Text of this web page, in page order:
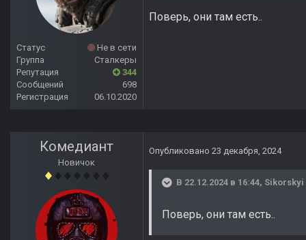
Статус
Не в сети
Группа
Сталкеры
Репутация
344
Сообщений
698
Регистрация
06.10.2020
Поверь, они там есть..
Комедиант
Новичок
Опубликовано 23 декабря, 2024
В 22.12.2024 в 16:44, Sikorskyi
Поверь, они там есть..